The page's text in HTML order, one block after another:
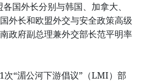
国外长分别与韩国、加拿大、
外长和欧盟外交与安全政策高级
政府副总理兼外交部长范平明率
次“湄公河下游倡议”（LMI）部